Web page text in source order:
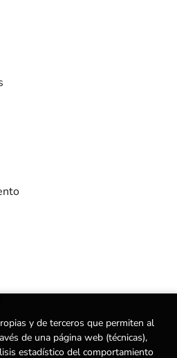
y de terceros que permiten al
de una página web (técnicas),
estadístico del comportamiento